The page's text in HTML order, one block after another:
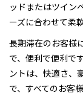
ッドまたはツイン
ーズに合わせて柔
長期滞在のお客様
で、便利で便利で
ントは、快適さ、
で、すべてのお客